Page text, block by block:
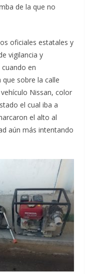
de la que no
oficiales estatales y
vigilancia y
en
sobre la calle
Nissan, color
el cual iba a
el alto al
aún más intentando